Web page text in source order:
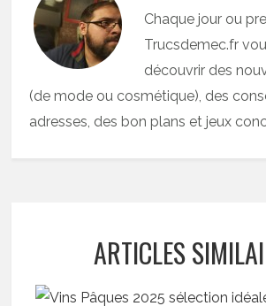
Chaque jour ou
Trucsdemec.fr
découvrir des
(de mode ou cosmétique), des
adresses, des bon plans et jeux
ARTICLES